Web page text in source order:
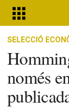
SELECCIÓ
només